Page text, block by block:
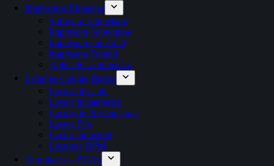
Impresoras Etiquetas
Software Etiquetado
Impresora Sobremesa
Impresora industrial
Impresora Portátil
Aplicador automatico
Lectores Codigo Barras
Lector de cable
Lector Inalambrico
Lector de Presentacion
Lector Fijo
Lector industrial
Lectores DPM
Terminales – PDA’s